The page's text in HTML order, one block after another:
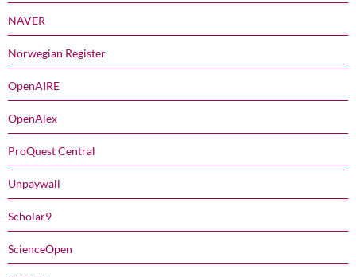
NAVER
Norwegian Register
OpenAIRE
OpenAlex
ProQuest Central
Unpaywall
Scholar9
ScienceOpen